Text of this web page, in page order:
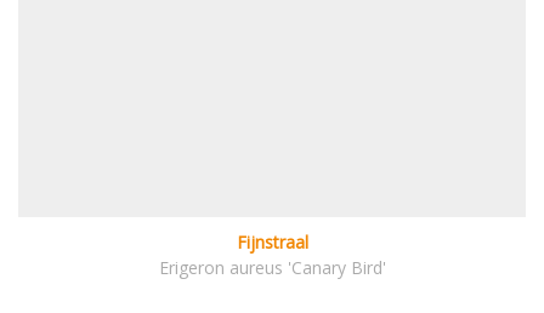
Fijnstraal
Erigeron aureus 'Canary Bird'